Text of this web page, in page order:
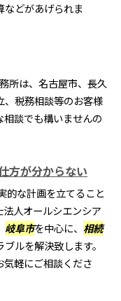
どがあげられま
所は、名古屋市、長久
、税務相談等のお客様
談でも構いませんの
方が分からない
的な計画を立てること
人オールシエンシア
岐阜市を中心に、 相続
ルを解決致します。
軽にご相談くださ